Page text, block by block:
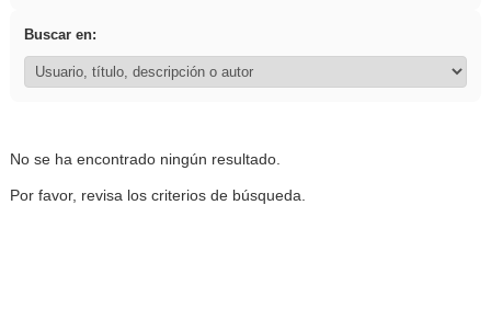
Buscar en:
No se ha encontrado ningún resultado.
Por favor, revisa los criterios de búsqueda.